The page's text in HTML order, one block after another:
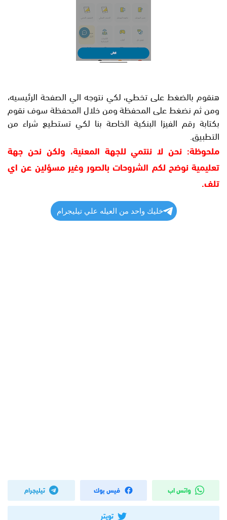
هنقوم بالضغط على تخطي، لكي نتوجه الي الصفحة الرئيسيه،
ومن ثم نضغط على المحفظة ومن خلال المحفظة سوف نقوم
بكتابة رقم الفيزا البنكية الخاصة بنا لكي تستطيع شراء من
التطبيق.
ملحوظة: نحن لا ننتمي للجهة المعنية، ولكن نحن جهة
تعليمية نوضح لكم الشروحات بالصور وغير مسؤلين عن اي
تلف.
خليك واحد من العيله علي تيليجرام
واتس اب فيس بوك تيليجرام
تويتر